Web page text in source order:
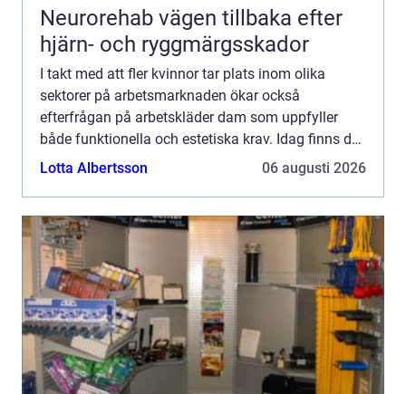
Neurorehab vägen tillbaka efter
hjärn- och ryggmärgsskador
I takt med att fler kvinnor tar plats inom olika
sektorer på arbetsmarknaden ökar också
efterfrågan på arbetskläder dam som uppfyller
både funktionella och estetiska krav. Idag finns det
arbetskläder som k...
Lotta Albertsson 06 augusti 2026